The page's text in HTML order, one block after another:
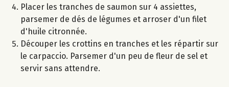
Placer les tranches de saumon sur 4 assiettes,
parsemer de dés de légumes et arroser d'un filet
d'huile citronnée.
Découper les crottins en tranches et les répartir sur
le carpaccio. Parsemer d'un peu de fleur de sel et
servir sans attendre.